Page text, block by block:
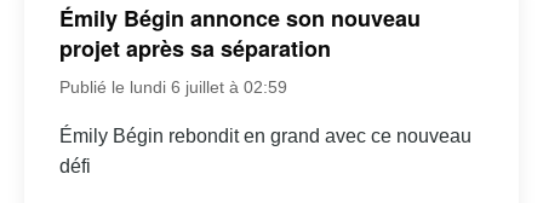
Émily Bégin annonce son nouveau
projet après sa séparation
Publié le lundi 6 juillet à 02:59
Émily Bégin rebondit en grand avec ce nouveau
défi